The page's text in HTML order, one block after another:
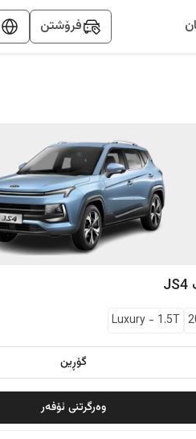
فرۆشتن
JS4
Luxury- 1.5T
گۆڕین
وەرگرتنی ئۆفەر